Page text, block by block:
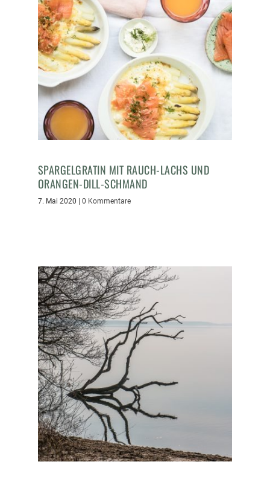
SPARGELGRATIN MIT RAUCH-LACHS UND
ORANGEN-DILL-SCHMAND
7. Mai 2020 0 Kommentare